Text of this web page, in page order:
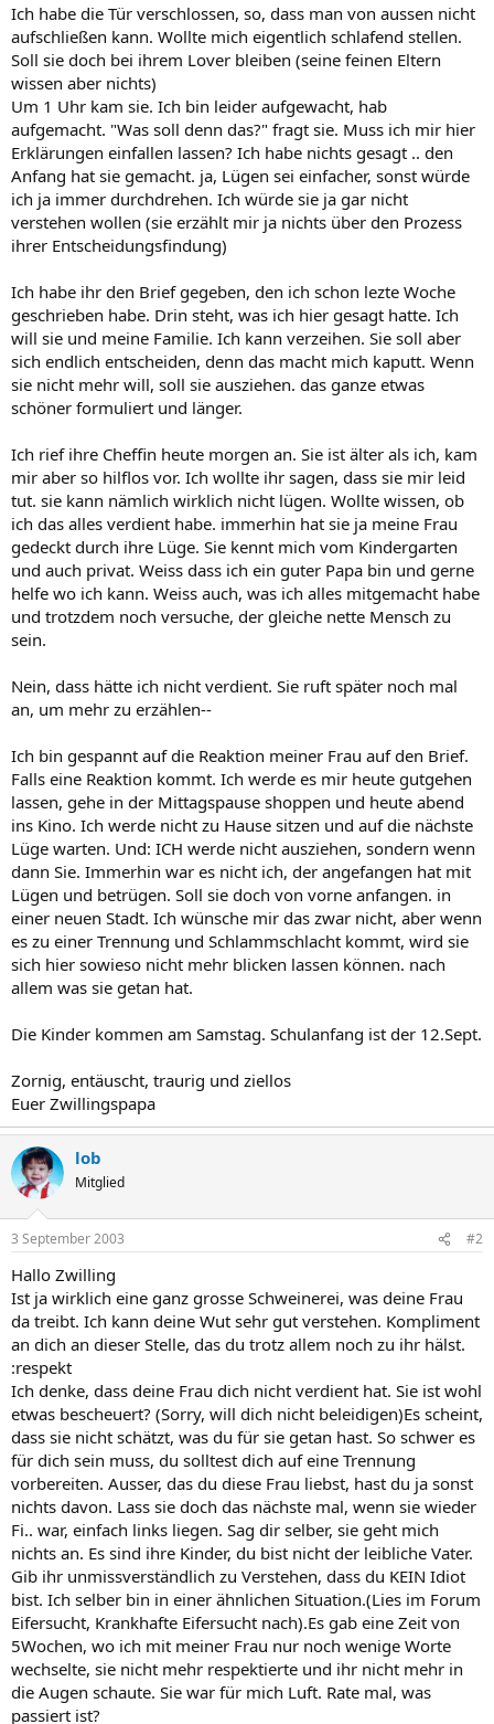
Ich habe die Tür verschlossen, so, dass man von aussen nicht
aufschließen kann. Wollte mich eigentlich schlafend stellen.
Soll sie doch bei ihrem Lover bleiben (seine feinen Eltern
wissen aber nichts)
Um 1 Uhr kam sie. Ich bin leider aufgewacht, hab
aufgemacht. "Was soll denn das?" fragt sie. Muss ich mir hier
Erklärungen einfallen lassen? Ich habe nichts gesagt .. den
Anfang hat sie gemacht. ja, Lügen sei einfacher, sonst würde
ich ja immer durchdrehen. Ich würde sie ja gar nicht
verstehen wollen (sie erzählt mir ja nichts über den Prozess
ihrer Entscheidungsfindung)
Ich habe ihr den Brief gegeben, den ich schon lezte Woche
geschrieben habe. Drin steht, was ich hier gesagt hatte. Ich
will sie und meine Familie. Ich kann verzeihen. Sie soll aber
sich endlich entscheiden, denn das macht mich kaputt. Wenn
sie nicht mehr will, soll sie ausziehen. das ganze etwas
schöner formuliert und länger.
Ich rief ihre Cheffin heute morgen an. Sie ist älter als ich, kam
mir aber so hilflos vor. Ich wollte ihr sagen, dass sie mir leid
tut. sie kann nämlich wirklich nicht lügen. Wollte wissen, ob
ich das alles verdient habe. immerhin hat sie ja meine Frau
gedeckt durch ihre Lüge. Sie kennt mich vom Kindergarten
und auch privat. Weiss dass ich ein guter Papa bin und gerne
helfe wo ich kann. Weiss auch, was ich alles mitgemacht habe
und trotzdem noch versuche, der gleiche nette Mensch zu
sein.
Nein, dass hätte ich nicht verdient. Sie ruft später noch mal
an, um mehr zu erzählen--
Ich bin gespannt auf die Reaktion meiner Frau auf den Brief.
Falls eine Reaktion kommt. Ich werde es mir heute gutgehen
lassen, gehe in der Mittagspause shoppen und heute abend
ins Kino. Ich werde nicht zu Hause sitzen und auf die nächste
Lüge warten. Und: ICH werde nicht ausziehen, sondern wenn
dann Sie. Immerhin war es nicht ich, der angefangen hat mit
Lügen und betrügen. Soll sie doch von vorne anfangen. in
einer neuen Stadt. Ich wünsche mir das zwar nicht, aber wenn
es zu einer Trennung und Schlammschlacht kommt, wird sie
sich hier sowieso nicht mehr blicken lassen können. nach
allem was sie getan hat.
Die Kinder kommen am Samstag. Schulanfang ist der 12.Sept.
Zornig, entäuscht, traurig und ziellos
Euer Zwillingspapa
lob
Mitglied
3 September 2003 #2
Hallo Zwilling
Ist ja wirklich eine ganz grosse Schweinerei, was deine Frau
da treibt. Ich kann deine Wut sehr gut verstehen. Kompliment
an dich an dieser Stelle, das du trotz allem noch zu ihr hälst.
:respekt
Ich denke, dass deine Frau dich nicht verdient hat. Sie ist wohl
etwas bescheuert? (Sorry, will dich nicht beleidigen)Es scheint,
dass sie nicht schätzt, was du für sie getan hast. So schwer es
für dich sein muss, du solltest dich auf eine Trennung
vorbereiten. Ausser, das du diese Frau liebst, hast du ja sonst
nichts davon. Lass sie doch das nächste mal, wenn sie wieder
Fi.. war, einfach links liegen. Sag dir selber, sie geht mich
nichts an. Es sind ihre Kinder, du bist nicht der leibliche Vater.
Gib ihr unmissverständlich zu Verstehen, dass du KEIN Idiot
bist. Ich selber bin in einer ähnlichen Situation.(Lies im Forum
Eifersucht, Krankhafte Eifersucht nach).Es gab eine Zeit von
5Wochen, wo ich mit meiner Frau nur noch wenige Worte
wechselte, sie nicht mehr respektierte und ihr nicht mehr in
die Augen schaute. Sie war für mich Luft. Rate mal, was
passiert ist?